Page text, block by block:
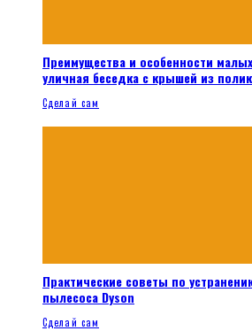
Преимущества и особенности
уличная беседка с крышей из
Сделай сам
Практические советы по
пылесоса Dyson
Сделай сам